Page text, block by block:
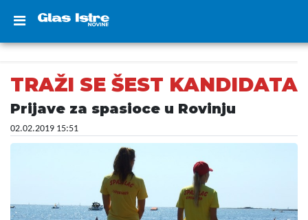
TRAŽI SE ŠEST KANDIDATA
Prijave za spasioce u Rovinju
02.02.2019 15:51